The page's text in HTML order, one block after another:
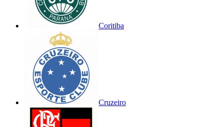
Coritiba
Cruzeiro